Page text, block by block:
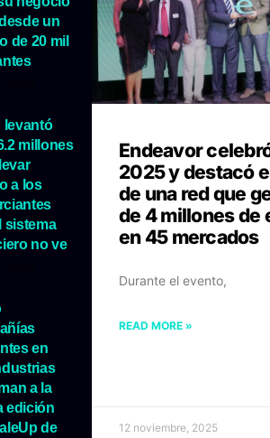
un
de 20 mil
levantó
millones
a los
sistema
no ve
en
a la
edición
de
Endeavor
2025 y destacó
de una red que
de 4 millones de
en 45 mercados
Durante el evento,
READ MORE »
12 noviembre, 2025